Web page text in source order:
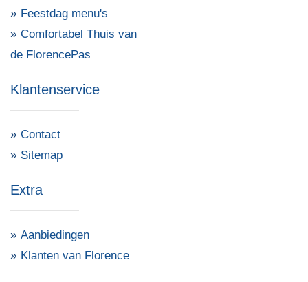
Feestdag menu's
Comfortabel Thuis van
de FlorencePas
Klantenservice
Contact
Sitemap
Extra
Aanbiedingen
Klanten van Florence